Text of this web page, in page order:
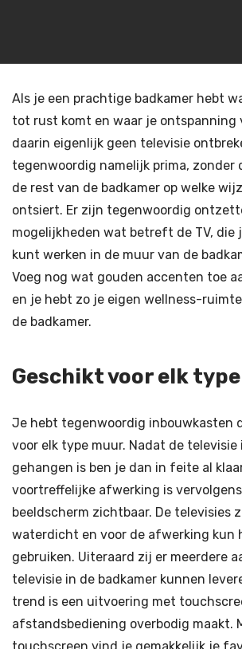
Als je een prachtige badkamer hebt
tot rust komt en waar je ontspanning
daarin eigenlijk geen televisie
tegenwoordig namelijk prima, zonder
de rest van de badkamer op welke
ontsiert. Er zijn tegenwoordig
mogelijkheden wat betreft de TV, die
kunt werken in de muur van de
Voeg nog wat gouden accenten toe
en je hebt zo je eigen wellness-
de badkamer.
Geschikt voor elk
Je hebt tegenwoordig inbouwkasten
voor elk type muur. Nadat de
gehangen is ben je dan in feite al
voortreffelijke afwerking is
beeldscherm zichtbaar. De televisies
waterdicht en voor de afwerking kun
gebruiken. Uiteraard zij er meerdere
televisie in de badkamer kunnen
trend is een uitvoering met
afstandsbediening overbodig maakt.